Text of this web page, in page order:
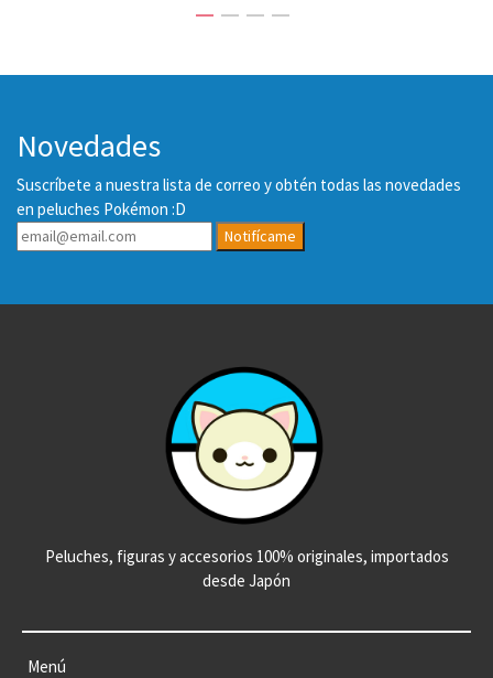
Novedades
Suscríbete a nuestra lista de correo y obtén todas las novedades
en peluches Pokémon :D
Notifícame
Peluches, figuras y accesorios 100% originales, importados
desde Japón
Menú